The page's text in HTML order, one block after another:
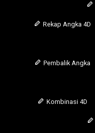
Rekap Angka 4D
Pembalik Angka
Kombinasi 4D